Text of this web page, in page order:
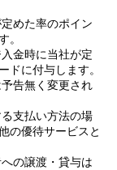
めた率のポイン
。
金時に当社が定
ドに付与します。
告無く変更され
支払い方法の場
の優待サービスと
の譲渡・貸与は